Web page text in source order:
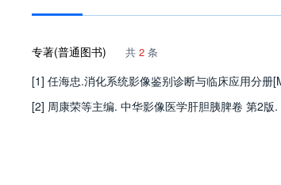
专著(普通图书) 共 2 条
[1] 任海忠.消化系统影像鉴别诊断与临床应用分
[2] 周康荣等主编. 中华影像医学肝胆胰脾卷 第2